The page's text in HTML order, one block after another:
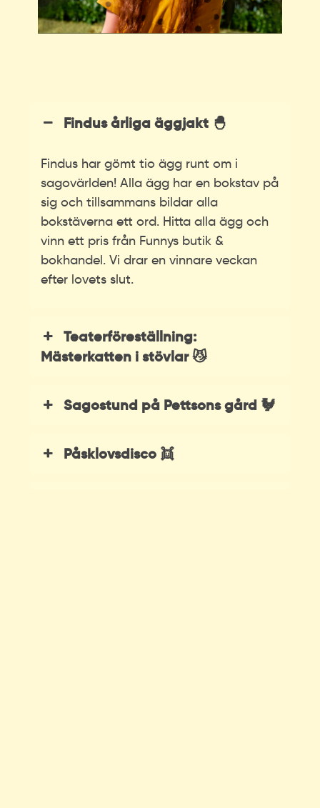
Findus årliga äggjakt 🐣
Findus har gömt tio ägg runt om i
sagovärlden! Alla ägg har en bokstav på
sig och tillsammans bildar alla
bokstäverna ett ord. Hitta alla ägg och
vinn ett pris från Funnys butik &
bokhandel. Vi drar en vinnare veckan
efter lovets slut.
Teaterföreställning:
Mästerkatten i stövlar 😼
Sagostund på Pettsons gård 🐓
Påsklovsdisco 👯